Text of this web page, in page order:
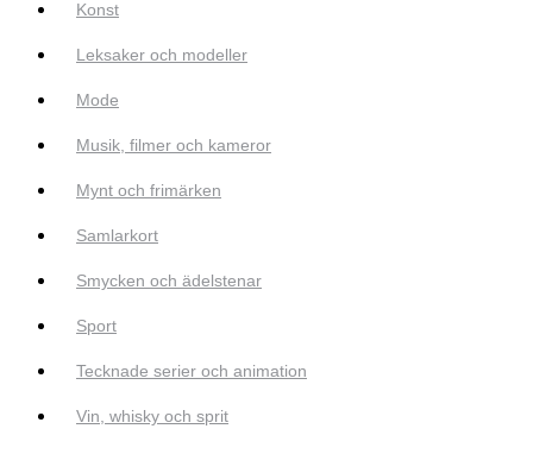
Konst
Leksaker och modeller
Mode
Musik, filmer och kameror
Mynt och frimärken
Samlarkort
Smycken och ädelstenar
Sport
Tecknade serier och animation
Vin, whisky och sprit